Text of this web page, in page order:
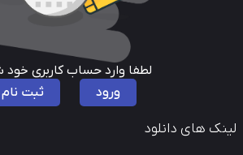
لطفا وارد حساب کاربری خود
ورود
ثبت نام
های دانلود